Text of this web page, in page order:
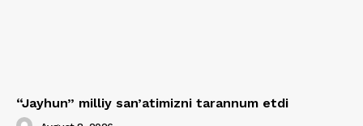
“Jayhun” milliy san’atimizni tarannum etdi